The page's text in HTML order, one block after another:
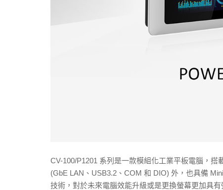
CV-100/P1201 系列是一款模組化工業平板電腦，
(GbE LAN、USB3.2、COM 和 DIO) 外，也具備
技術，對於未來電腦效能升級或是更換螢幕更加具